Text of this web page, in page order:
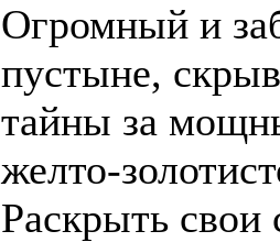
Огромный и
пустыне,
тайны за
желто-
Раскрыть свои